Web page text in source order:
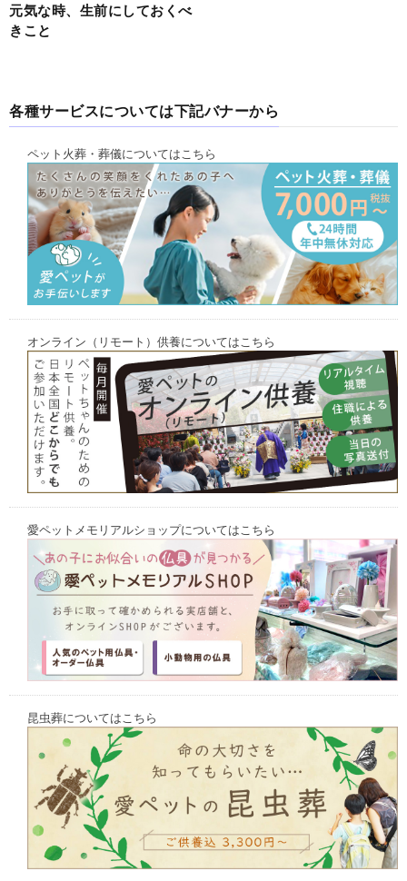
元気な時、生前にしておくべ
きこと
各種サービスについては下記バナーから
ペット火葬・葬儀についてはこちら
オンライン（リモート）供養についてはこちら
愛ペットメモリアルショップについてはこちら
昆虫葬についてはこちら